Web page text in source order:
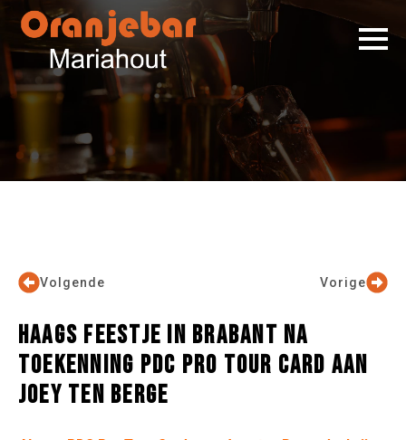
Vorige
Volgende
HAAGS FEESTJE IN BRABANT NA
TOEKENNING PDC PRO TOUR CARD AAN
JOEY TEN BERGE